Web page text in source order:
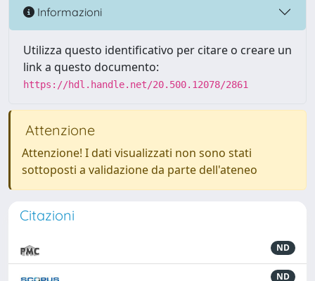
Informazioni
Utilizza questo identificativo per citare o creare un
link a questo documento:
https://hdl.handle.net/20.500.12078/2861
Attenzione
Attenzione! I dati visualizzati non sono stati
sottoposti a validazione da parte dell'ateneo
Citazioni
ND
ND